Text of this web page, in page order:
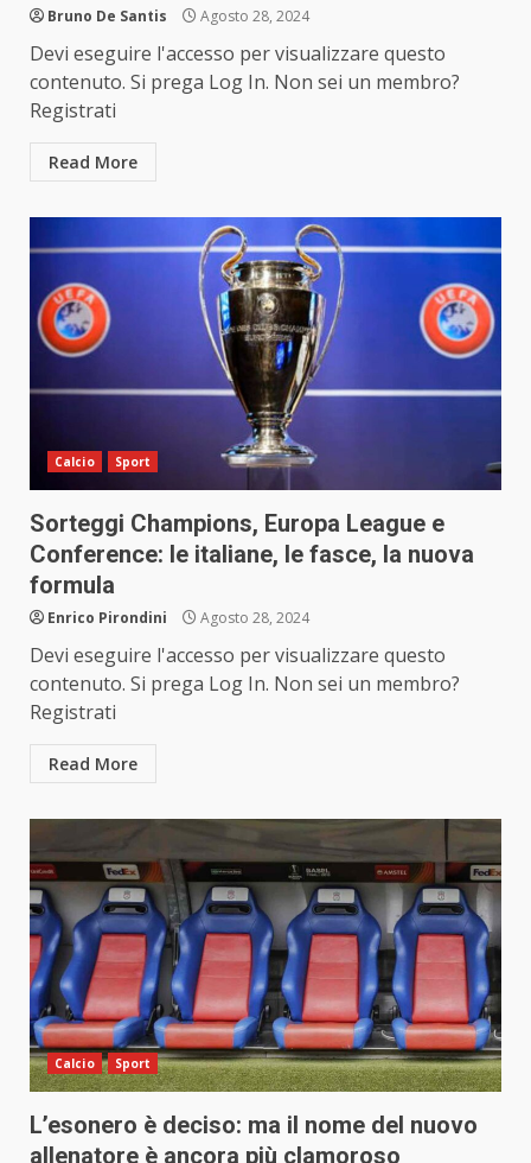
Bruno De Santis Agosto 28, 2024
Devi eseguire l'accesso per visualizzare questo
contenuto. Si prega Log In. Non sei un membro?
Registrati
Read More
Calcio Sport
Sorteggi Champions, Europa League e
Conference: le italiane, le fasce, la nuova
formula
Enrico Pirondini Agosto 28, 2024
Devi eseguire l'accesso per visualizzare questo
contenuto. Si prega Log In. Non sei un membro?
Registrati
Read More
Calcio Sport
L’esonero è deciso: ma il nome del nuovo
allenatore è ancora più clamoroso